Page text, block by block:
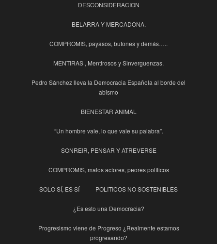
DESCONSIDERACION
BELARRA Y MERCADONA.
COMPROMIS, payasos, bufones y demás…..
MENTIRAS , Mentirosos y Sinverguenzas.
Pedro Sánchez lleva la Democracia Española al borde del
abismo
BIENESTAR ANIMAL
“Un hombre vale, lo que vale su palabra”.
SONREIR, PENSAR Y ATREVERSE
COMPROMIS, malos actores, peores políticos
SOLO SÍ, ES SÍ POLITICOS NO SOSTENIBLES
¿Es esto una Democracia?
Progresismo viene de Progreso ¿Realmente estamos
progresando?